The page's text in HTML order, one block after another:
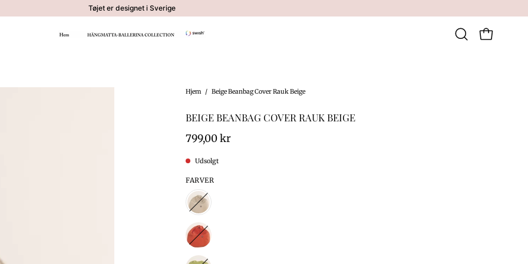
Tøjet er designet i Sverige
ÅbnÅben
Hjem / Beige Beanbag Cover Rauk Beige
BEIGE BEANBAG COVER RAUK BEIGE
799,00 kr
Udsolgt
FARVER